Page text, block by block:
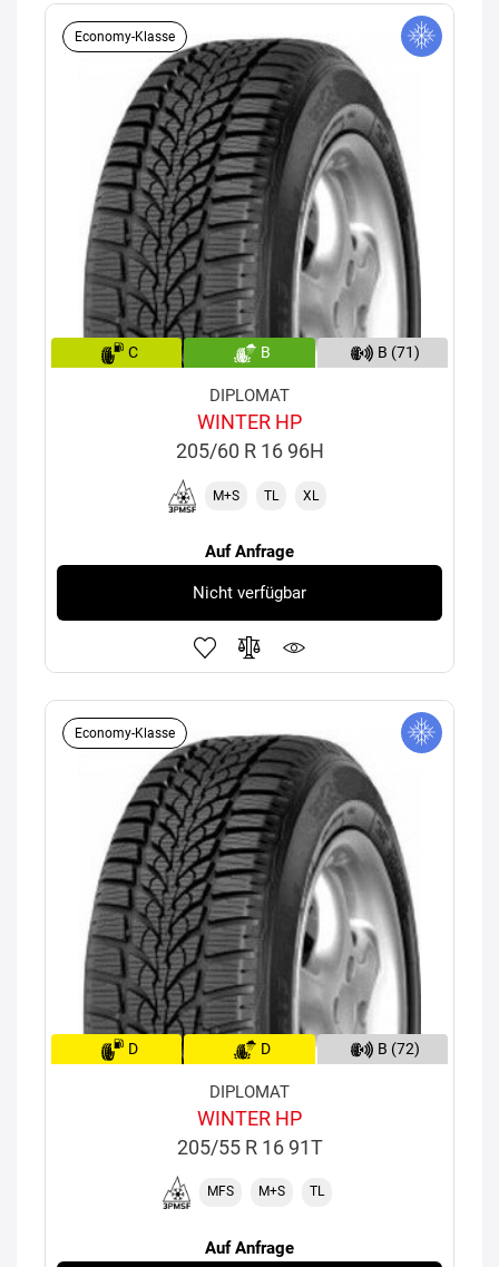
Economy-Klasse
C B B (71)
DIPLOMAT
WINTER HP
205/60 R 16 96H
M+S TL XL
Auf Anfrage
Nicht verfügbar
Economy-Klasse
D D B (72)
DIPLOMAT
WINTER HP
205/55 R 16 91T
MFS M+S TL
Auf Anfrage